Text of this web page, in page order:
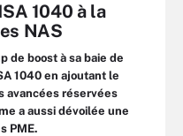
1040 à la
NAS
de boost à sa baie de
1040 en ajoutant le
avancées réservées
a aussi dévoilée une
PME.